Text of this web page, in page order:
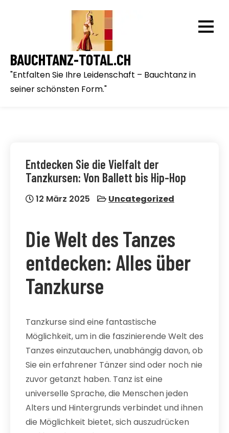
BAUCHTANZ-TOTAL.CH
"Entfalten Sie Ihre Leidenschaft – Bauchtanz in
seiner schönsten Form."
Entdecken Sie die Vielfalt der
Tanzkursen: Von Ballett bis Hip-Hop
12 März 2025 Uncategorized
Die Welt des Tanzes
entdecken: Alles über
Tanzkurse
Tanzkurse sind eine fantastische
Möglichkeit, um in die faszinierende Welt des
Tanzes einzutauchen, unabhängig davon, ob
Sie ein erfahrener Tänzer sind oder noch nie
zuvor getanzt haben. Tanz ist eine
universelle Sprache, die Menschen jeden
Alters und Hintergrunds verbindet und ihnen
die Möglichkeit bietet, sich auszudrücken